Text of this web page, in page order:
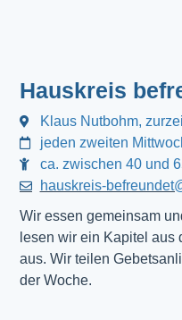
Hauskreis
Klaus Nutbohm,
jeden zweiten
ca. zwischen 40 und
hauskreis-
Wir essen gemeinsam
lesen wir ein Kapitel aus
aus. Wir teilen
der Woche.